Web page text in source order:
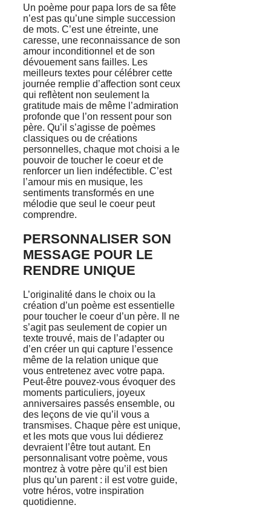
Un poème pour papa lors de sa fête
n’est pas qu’une simple succession
de mots. C’est une étreinte, une
caresse, une reconnaissance de son
amour inconditionnel et de son
dévouement sans failles. Les
meilleurs textes pour célébrer cette
journée remplie d’affection sont ceux
qui reflètent non seulement la
gratitude mais de même l’admiration
profonde que l’on ressent pour son
père. Qu’il s’agisse de poèmes
classiques ou de créations
personnelles, chaque mot choisi a le
pouvoir de toucher le coeur et de
renforcer un lien indéfectible. C’est
l’amour mis en musique, les
sentiments transformés en une
mélodie que seul le coeur peut
comprendre.
PERSONNALISER SON
MESSAGE POUR LE
RENDRE UNIQUE
L’originalité dans le choix ou la
création d’un poème est essentielle
pour toucher le coeur d’un père. Il ne
s’agit pas seulement de copier un
texte trouvé, mais de l’adapter ou
d’en créer un qui capture l’essence
même de la relation unique que
vous entretenez avec votre papa.
Peut-être pouvez-vous évoquer des
moments particuliers, joyeux
anniversaires passés ensemble, ou
des leçons de vie qu’il vous a
transmises. Chaque père est unique,
et les mots que vous lui dédierez
devraient l’être tout autant. En
personnalisant votre poème, vous
montrez à votre père qu’il est bien
plus qu’un parent : il est votre guide,
votre héros, votre inspiration
quotidienne.